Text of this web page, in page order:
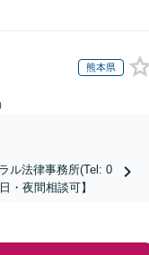
熊本県
ル法律事務所(Tel: 0
・夜間相談可】